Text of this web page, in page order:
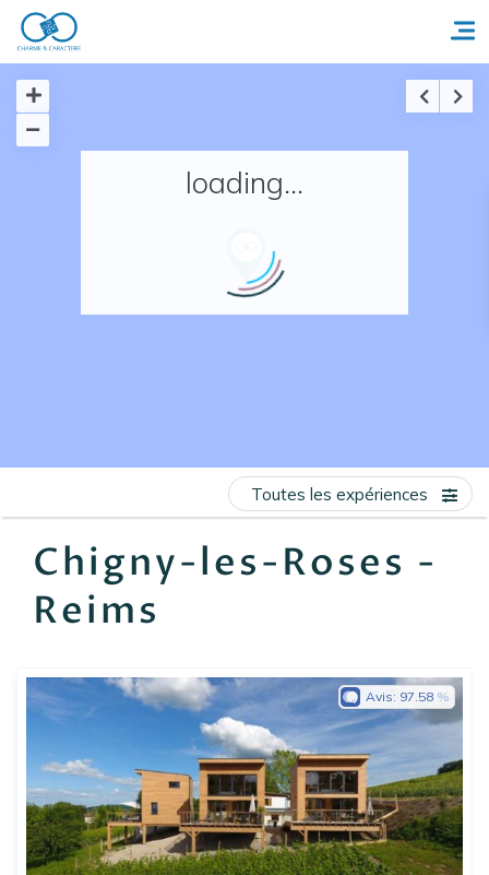
Accueil
Nos adresses en France
loading...
Chigny-les-Roses -
Reims
Toutes les expériences
Avis: 97.58